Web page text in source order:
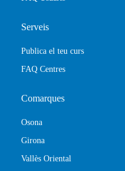
Serveis
Publica el teu curs
FAQ Centres
Comarques
Osona
Girona
Vallès Oriental